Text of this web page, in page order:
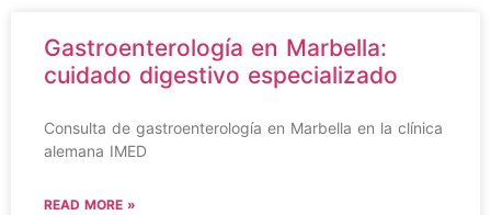
Gastroenterología en Marbella:
cuidado digestivo especializado
Consulta de gastroenterología en Marbella en la clínica
alemana IMED
READ MORE »